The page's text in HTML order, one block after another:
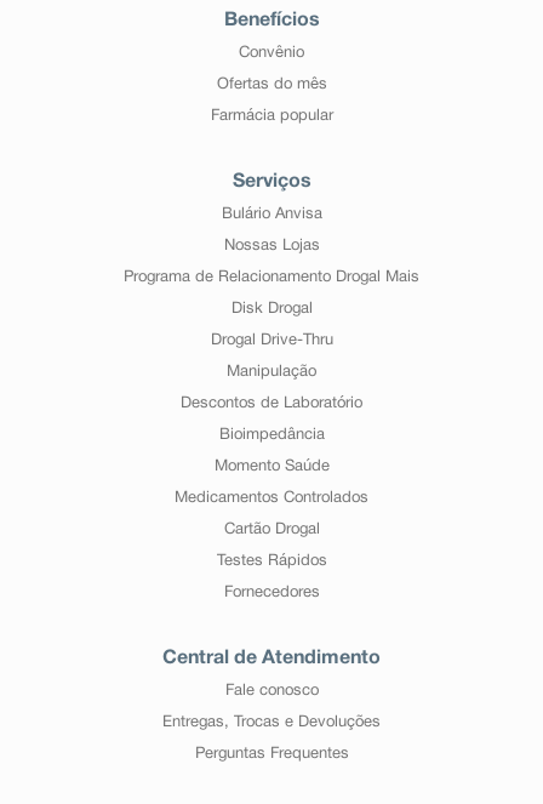
Benefícios
Convênio
Ofertas do mês
Farmácia popular
Serviços
Bulário Anvisa
Nossas Lojas
Programa de Relacionamento Drogal Mais
Disk Drogal
Drogal Drive-Thru
Manipulação
Descontos de Laboratório
Bioimpedância
Momento Saúde
Medicamentos Controlados
Cartão Drogal
Testes Rápidos
Fornecedores
Central de Atendimento
Fale conosco
Entregas, Trocas e Devoluções
Perguntas Frequentes